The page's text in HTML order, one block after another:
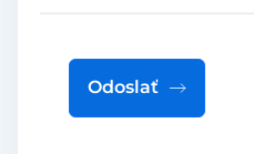
Odoslať